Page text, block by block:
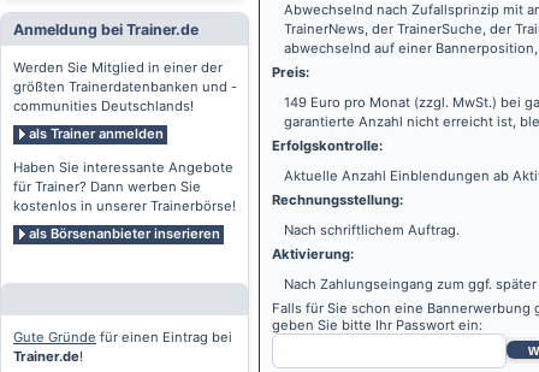
Anmeldung bei Trainer.de
Werden Sie Mitglied in einer der
größten Trainerdatenbanken und -
communities Deutschlands!
als Trainer anmelden
Haben Sie interessante Angebote
für Trainer? Dann werben Sie
kostenlos in unserer Trainerbörse!
als Börsenanbieter inserieren
Gute Gründe für einen Eintrag bei
Trainer.de!
Abwechselnd nach Zufallsprinzip mit
TrainerNews, der TrainerSuche, der
abwechselnd auf einer
Preis:
149 Euro pro Monat (zzgl. MwSt.) bei
garantierte Anzahl nicht erreicht ist,
Erfolgskontrolle:
Aktuelle Anzahl Einblendungen ab
Rechnungsstellung:
Nach schriftlichem Auftrag.
Aktivierung:
Nach Zahlungseingang zum ggf.
Falls für Sie schon eine Bannerwerbung
geben Sie bitte Ihr Passwort ein: